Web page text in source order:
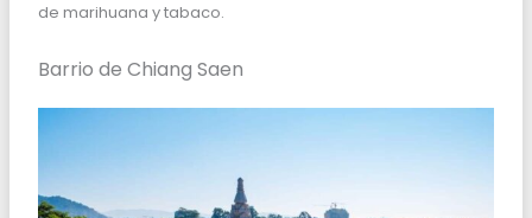
de marihuana y tabaco.
Barrio de Chiang Saen